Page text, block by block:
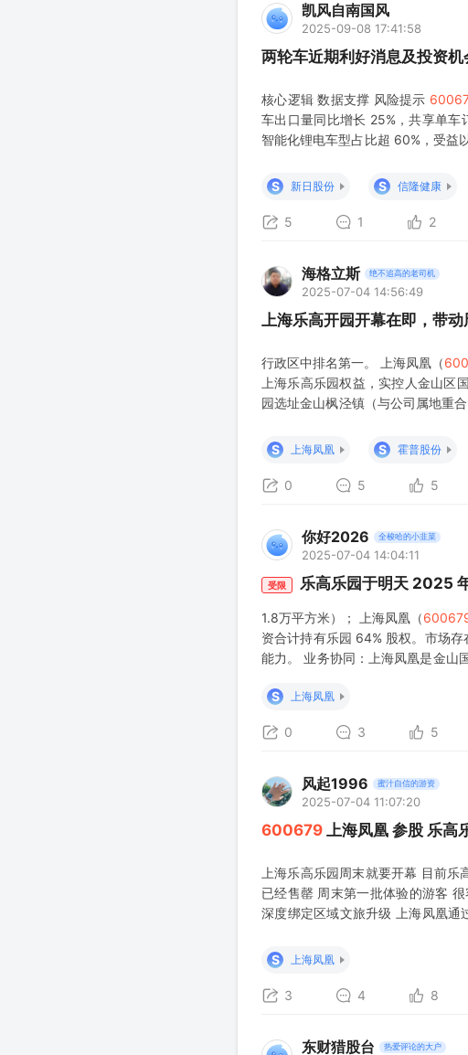
凯风自南国风
2025-09-08 17:41:58
两轮车近期利好消息及投资机
核心逻辑 数据支撑 风险提示
车出口量同比增长 25%，共享单
智能化锂电车型占比超 60%，受益
S
新日股份 S 信隆健康
5 1 2
海格立斯 绝不追高的老司机
2025-07-04 14:56:49
上海乐高开园开幕在即，带动
行政区中排名第一。 上海凤凰（
上海乐高乐园权益，实控人金山区
园选址金山枫泾镇（与公司属地重
道。 综上所诉，乐高乐园正好座落在
S 上海凤凰 S 霍普股份
0 5 5
你好2026 全梭哈的小韭菜
2025-07-04 14:04:11
受限 乐高乐园于明天 2025
1.8万平方米）； 上海凤凰（
资合计持有乐园 64% 股权。市场
能力。 业务协同：上海凤凰是金山
S
上海凤凰
0 3 5
风起1996 蜜汁自信的游资
2025-07-04 11:07:20
600679 上海凤凰 参股 乐高
上海乐高乐园周末就要开幕 目前
已经售罄 周末第一批体验的游客
深度绑定区域文旅升级 上海凤凰通
协同）价值均有望逐步释放，成为
高
S 上海凤凰
3 4 8
东财猎股台 热爱评论的大户